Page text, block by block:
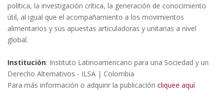
política, la investigación crítica, la generación de conocimiento
útil, al igual que el acompañamiento a los movimientos
alimentarios y sus apuestas articuladoras y unitarias a nivel
global.
Institución: Instituto Latinoamericano para una Sociedad y un
Derecho Alternativos - ILSA | Colombia
Para más información o adquirir la publicación cliquee aquí